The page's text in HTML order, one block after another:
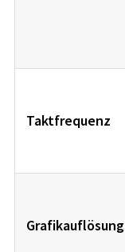
Taktfrequenz
Grafikauflösung